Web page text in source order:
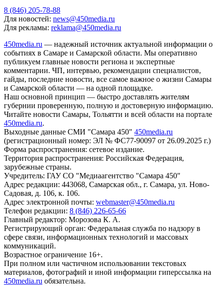
8 (846) 205-78-88
Для новостей: news@450media.ru
Для рекламы: reklama@450media.ru
450media.ru — надежный источник актуальной информации о
событиях в Самаре и Самарской области. Мы оперативно
публикуем главные новости региона и экспертные
комментарии. ЧП, интервью, рекомендации специалистов,
гайды, последние новости, все самое важное о жизни Самары
и Самарской области — на одной площадке.
Наш основной принцип — быстро доставлять жителям
губернии проверенную, полную и достоверную информацию.
Читайте новости Самары, Тольятти и всей области на портале
450media.ru.
Выходные данные СМИ "Самара 450" 450media.ru
(регистрационный номер: ЭЛ № ФС77-90097 от 26.09.2025 г.)
Форма распространения: сетевое издание.
Территория распространения: Российская Федерация,
зарубежные страны.
Учредитель: ГАУ СО "Медиаагентство "Самара 450"
Адрес редакции: 443068, Самарская обл., г. Самара, ул. Ново-
Садовая, д. 106, к. 106.
Адрес электронной почты: webmaster@450media.ru
Телефон редакции: 8 (846) 226-65-66
Главный редактор: Морозова К. А.
Регистрирующий орган: Федеральная служба по надзору в
сфере связи, информационных технологий и массовых
коммуникаций.
Возрастное ограничение 16+.
При полном или частичном использовании текстовых
материалов, фотографий и иной информации гиперссылка на
450media.ru обязательна.